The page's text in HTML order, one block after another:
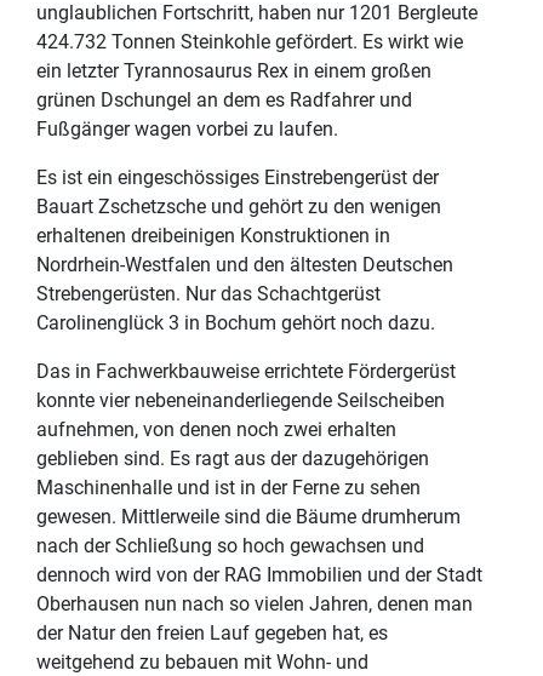
unglaublichen Fortschritt, haben nur 1201 Bergleute
424.732 Tonnen Steinkohle gefördert. Es wirkt wie
ein letzter Tyrannosaurus Rex in einem großen
grünen Dschungel an dem es Radfahrer und
Fußgänger wagen vorbei zu laufen.
Es ist ein eingeschössiges Einstrebengerüst der
Bauart Zschetzsche und gehört zu den wenigen
erhaltenen dreibeinigen Konstruktionen in
Nordrhein-Westfalen und den ältesten Deutschen
Strebengerüsten. Nur das Schachtgerüst
Carolinenglück 3 in Bochum gehört noch dazu.
Das in Fachwerkbauweise errichtete Fördergerüst
konnte vier nebeneinanderliegende Seilscheiben
aufnehmen, von denen noch zwei erhalten
geblieben sind. Es ragt aus der dazugehörigen
Maschinenhalle und ist in der Ferne zu sehen
gewesen. Mittlerweile sind die Bäume drumherum
nach der Schließung so hoch gewachsen und
dennoch wird von der RAG Immobilien und der Stadt
Oberhausen nun nach so vielen Jahren, denen man
der Natur den freien Lauf gegeben hat, es
weitgehend zu bebauen mit Wohn- und